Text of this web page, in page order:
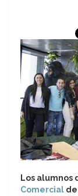
Los alumnos
Comercial de